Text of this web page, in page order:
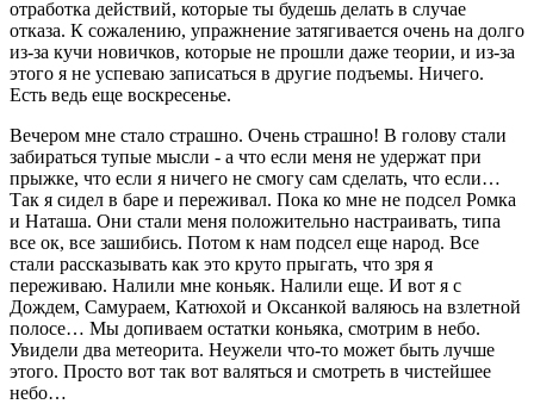
отработка действий, которые ты будешь делать в случае
отказа. К сожалению, упражнение затягивается очень на долго
из-за кучи новичков, которые не прошли даже теории, и из-за
этого я не успеваю записаться в другие подъемы. Ничего.
Есть ведь еще воскресенье.
Вечером мне стало страшно. Очень страшно! В голову стали
забираться тупые мысли - а что если меня не удержат при
прыжке, что если я ничего не смогу сам сделать, что если…
Так я сидел в баре и переживал. Пока ко мне не подсел Ромка
и Наташа. Они стали меня положительно настраивать, типа
все ок, все зашибись. Потом к нам подсел еще народ. Все
стали рассказывать как это круто прыгать, что зря я
переживаю. Налили мне коньяк. Налили еще. И вот я с
Дождем, Самураем, Катюхой и Оксанкой валяюсь на взлетной
полосе… Мы допиваем остатки коньяка, смотрим в небо.
Увидели два метеорита. Неужели что-то может быть лучше
этого. Просто вот так вот валяться и смотреть в чистейшее
небо…